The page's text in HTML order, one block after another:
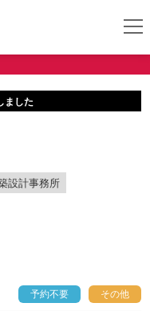
ました
設計事務所
その他
予約不要